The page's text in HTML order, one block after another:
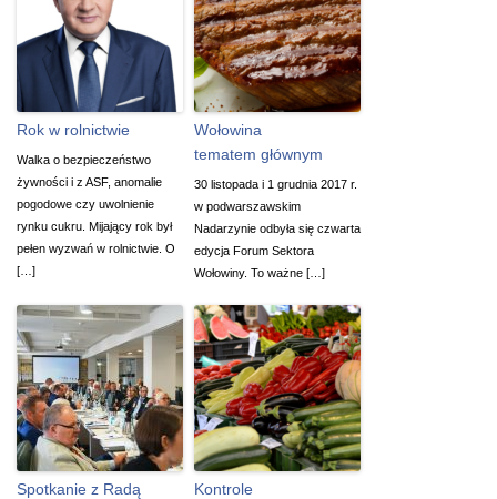
Rok w rolnictwie
Walka o bezpieczeństwo
żywności i z ASF, anomalie
pogodowe czy uwolnienie
rynku cukru. Mijający rok był
pełen wyzwań w rolnictwie. O
[…]
Wołowina
tematem głównym
30 listopada i 1 grudnia 2017 r.
w podwarszawskim
Nadarzynie odbyła się czwarta
edycja Forum Sektora
Wołowiny. To ważne […]
Spotkanie z Radą
Kontrole